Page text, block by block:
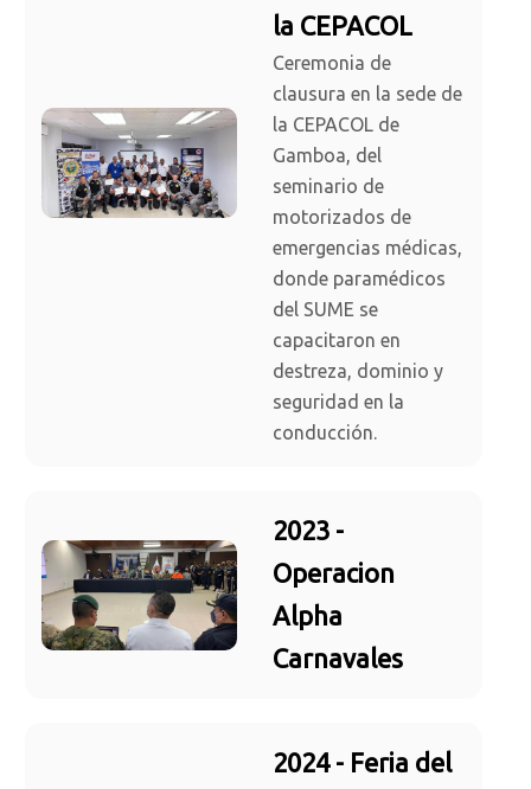
la CEPACOL
Ceremonia de
clausura en la sede de
la CEPACOL de
Gamboa, del
seminario de
motorizados de
emergencias médicas,
donde paramédicos
del SUME se
capacitaron en
destreza, dominio y
seguridad en la
conducción.
2023 -
Operacion
Alpha
Carnavales
2024 - Feria del